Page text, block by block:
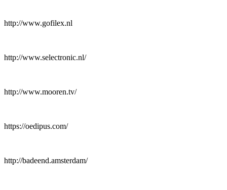
http://www.gofilex.nl
http://www.selectronic.nl/
http://www.mooren.tv/
https://oedipus.com/
http://badeend.amsterdam/